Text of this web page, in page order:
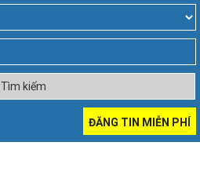
Tìm kiếm
ĐĂNG TIN MIỄN PHÍ